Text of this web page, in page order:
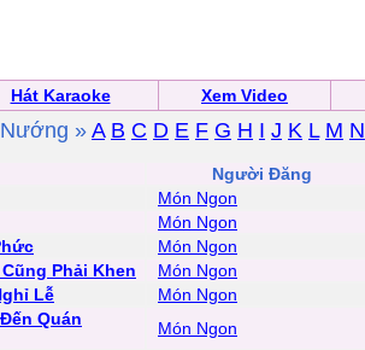
Hát Karaoke Xem Video
» A B C D E F G H I J K L M N
Người Đăng
Món Ngon
Món Ngon
Món Ngon
Phải Khen
Món Ngon
Lễ
Món Ngon
Quán
Món Ngon